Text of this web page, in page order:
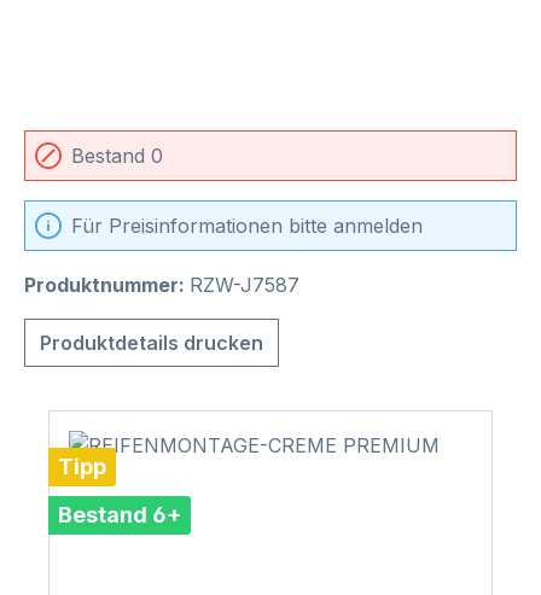
Bestand 0
Für Preisinformationen bitte anmelden
Produktnummer: RZW-J7587
Produktdetails drucken
Tipp
Bestand 6+